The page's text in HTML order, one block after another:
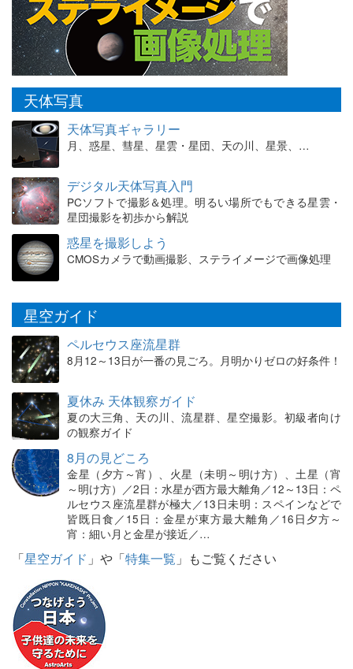
天体写真
天体写真ギャラリー
月、惑星、彗星、星雲・星団、天の川、星景、…
デジタル天体写真入門
PCソフトで撮影＆処理。明るい場所でもできる星雲・
星団撮影を初歩から解説
惑星を撮影しよう
CMOSカメラで動画撮影、ステライメージで画像処理
星空ガイド
ペルセウス座流星群
8月12～13日が一番の見ごろ。月明かりゼロの好条件！
夏休み 天体観察ガイド
夏の大三角、天の川、流星群、星空撮影。初級者向け
の観察ガイド
8月の見どころ
金星（夕方～宵）、火星（未明～明け方）、土星（宵
～明け方）／2日：水星が西方最大離角／12～13日：ペ
ルセウス座流星群が極大／13日未明：スペインなどで
皆既日食／15日：金星が東方最大離角／16日夕方～
宵：細い月と金星が接近／…
「星空ガイド 」や「特集一覧 」もご覧ください